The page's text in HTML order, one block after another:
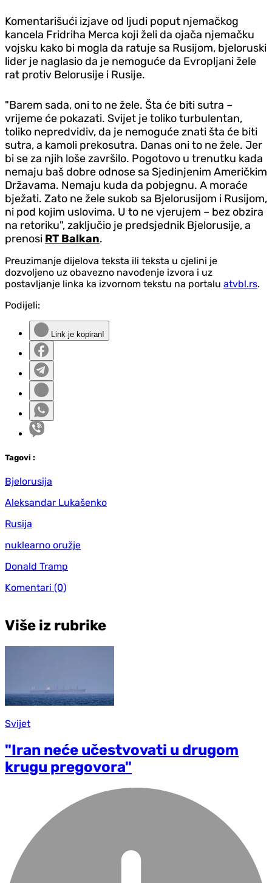
Komentarišući izjave od ljudi poput njemačkog
kancela Fridriha Merca koji želi da ojača njemačku
vojsku kako bi mogla da ratuje sa Rusijom, bjeloruski
lider je naglasio da je nemoguće da Evropljani žele
rat protiv Belorusije i Rusije.
"Barem sada, oni to ne žele. Šta će biti sutra –
vrijeme će pokazati. Svijet je toliko turbulentan,
toliko nepredvidiv, da je nemoguće znati šta će biti
sutra, a kamoli prekosutra. Danas oni to ne žele. Jer
bi se za njih loše završilo. Pogotovo u trenutku kada
nemaju baš dobre odnose sa Sjedinjenim Američkim
Državama. Nemaju kuda da pobjegnu. A moraće
bježati. Zato ne žele sukob sa Bjelorusijom i Rusijom,
ni pod kojim uslovima. U to ne vjerujem – bez obzira
na retoriku", zaključio je predsjednik Bjelorusije, a
prenosi RT Balkan.
Preuzimanje dijelova teksta ili teksta u cjelini je
dozvoljeno uz obavezno navođenje izvora i uz
postavljanje linka ka izvornom tekstu na portalu atvbl.rs.
Podijeli:
Link je kopiran!
Tagovi :
Bjelorusija
Aleksandar Lukašenko
Rusija
nuklearno oružje
Donald Tramp
Komentari (0)
Više iz rubrike
Svijet
"Iran neće učestvovati u drugom
krugu pregovora"